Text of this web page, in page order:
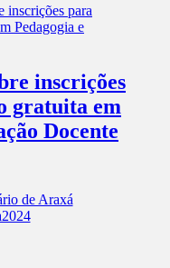
inscrições
gratuita em
Docente